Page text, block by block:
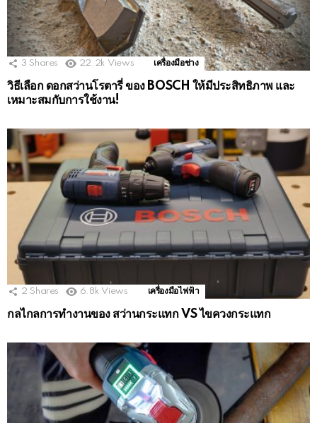
3 Shares 22.2k Views เครื่องมือช่าง
วิธีเลือก ดอกสว่านโรตารี่ ของ BOSCH ให้มีประสิทธิภาพ และ
เหมาะสมกับการใช้งาน!
2 Shares 6.8k Views เครื่องมือไฟฟ้า
กลไกลการทำงานของ สว่านกระแทก VS ไขควงกระแทก